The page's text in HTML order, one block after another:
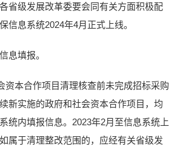
省级发展改革委要会同有关方面积极配
信息系统2024年4月正式上线。
息填报。
资本合作项目清理核查前未完成招标采购
新实施的政府和社会资本合作项目，均
统内填报信息。2023年2月至信息系统上
属于清理整改范围的，应经有关省级发